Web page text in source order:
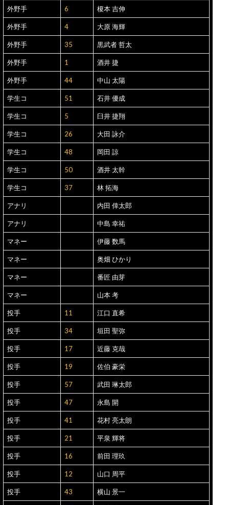
外野手 6 榎本 吉伸
外野手 4 大原 海輝
外野手 35 黒武者 哲太
外野手 1 酒井 捷
外野手 44 中山 太陽
学生コ 51 石井 優成
学生コ 5 臼井 捷翔
学生コ 26 大田 詠介
学生コ 48 岡田 諒
学生コ 50 酒井 太幹
学生コ 37 林 拓海
アナリ 内田 倖太郎
アナリ 中島 幸祐
マネー 伊藤 数馬
マネー 奥畑 ひかり
マネー 番匠 由芽
マネー 山本 考
投手 11 江口 直希
投手 34 垣田 聖弥
投手 17 近藤 克哉
投手 19 佐伯 豪栄
投手 57 武田 琳太郎
投手 47 永島 開
投手 41 花村 亮太朗
投手 21 平泉 輝将
投手 16 前田 理玖
投手 12 山口 周平
投手 43 横山 景一